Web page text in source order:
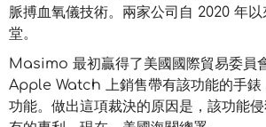
脈搏血氧儀技術。兩家公司自 2020 年
堂。
Masimo 最初贏得了美國國際貿易委員
Apple Watch 上銷售帶有該功能的手錶
功能。做出這項裁決的原因是，該功能